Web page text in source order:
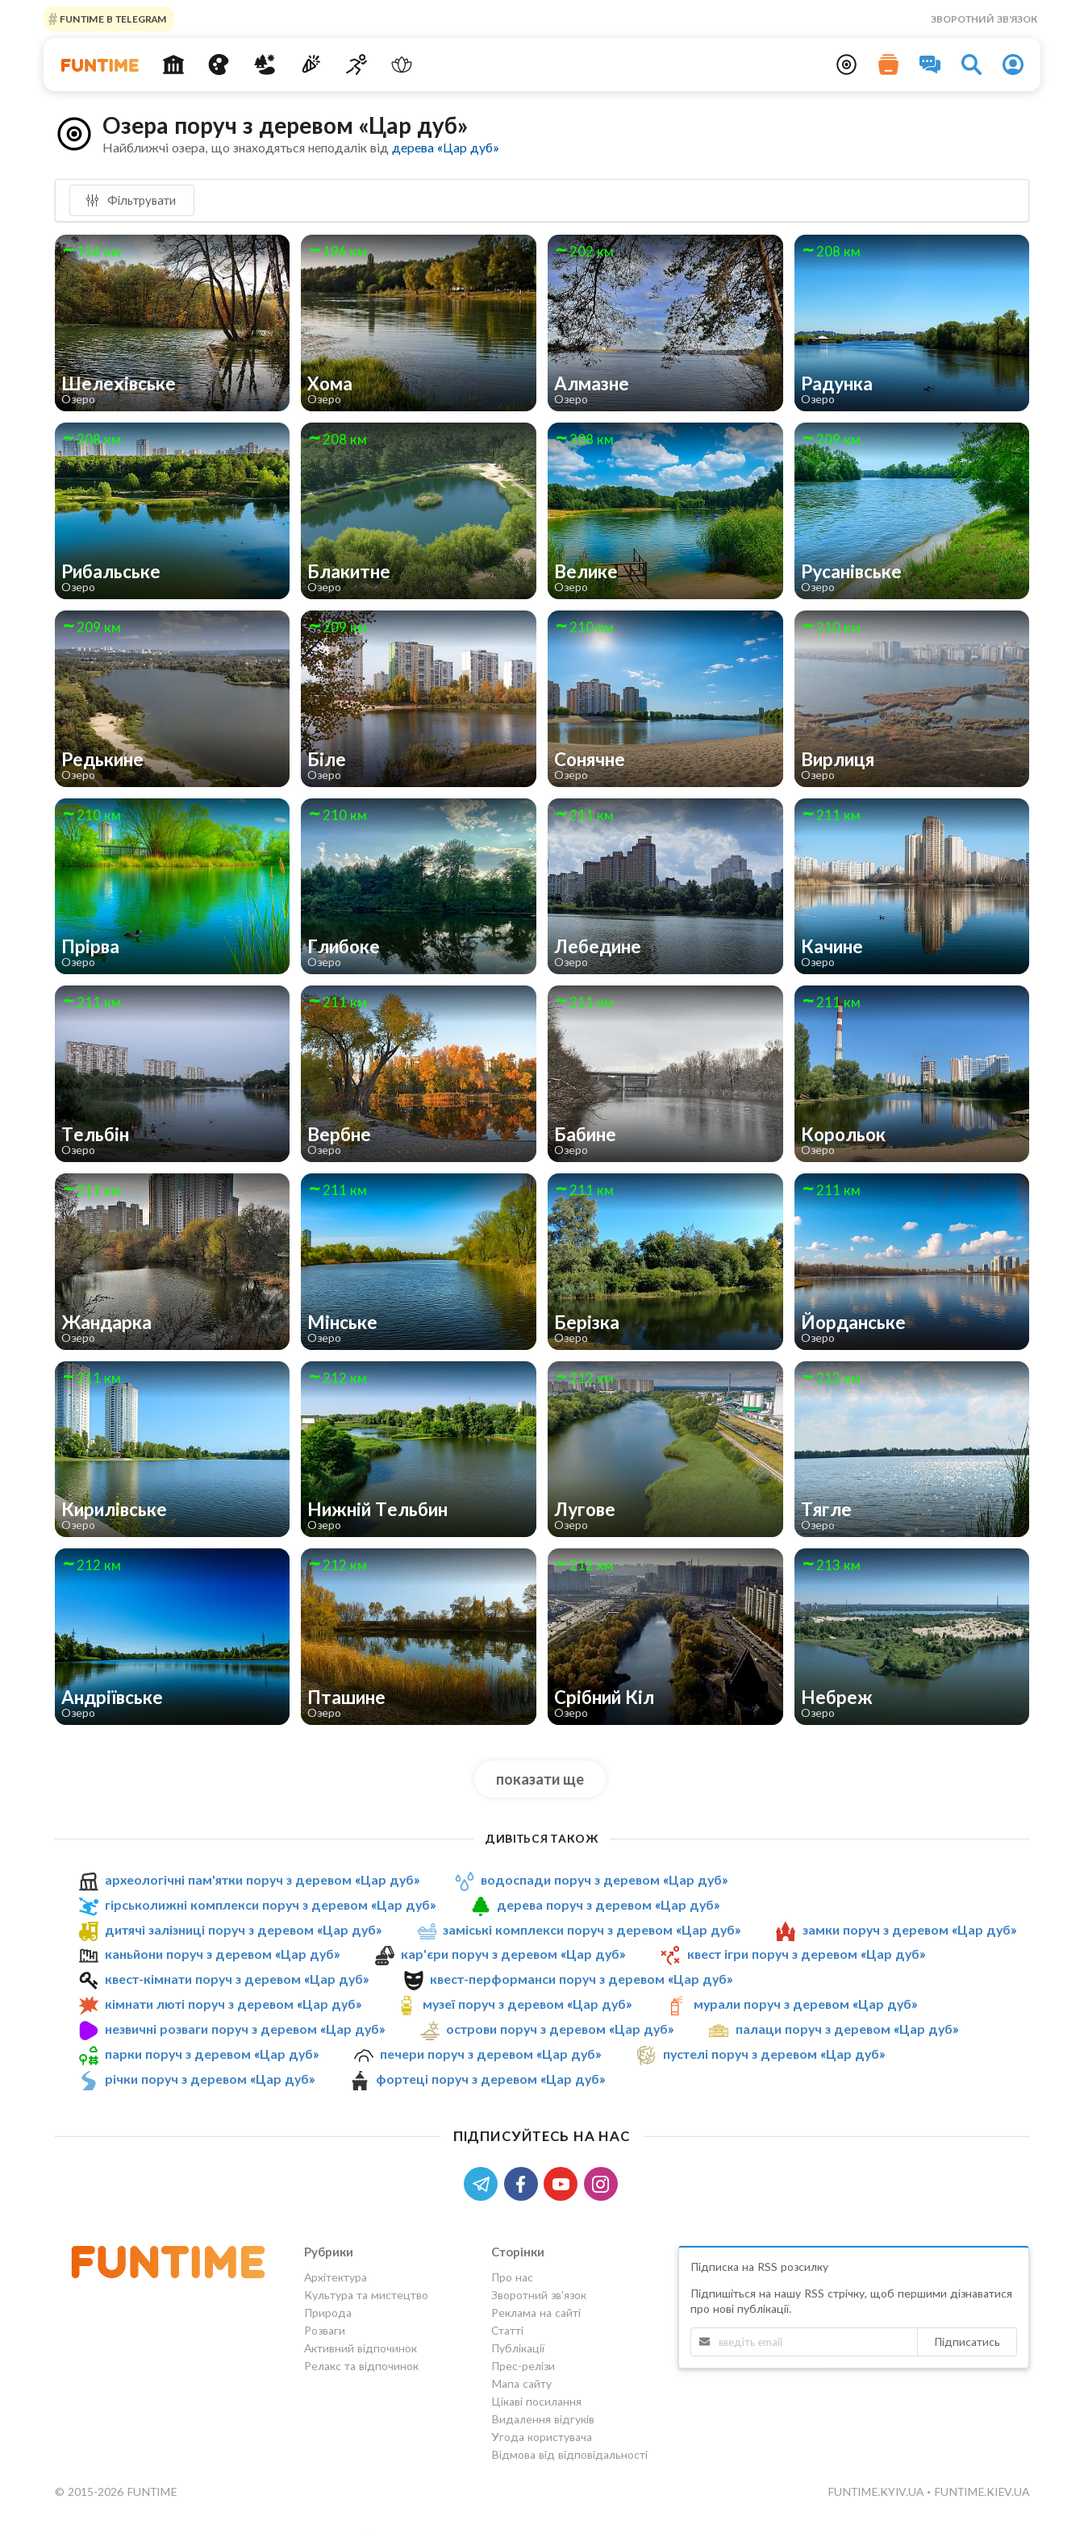
FUNTIME В TELEGRAM ЗВОРОТНИЙ ЗВ'ЯЗОК
Озера поруч з деревом «Цар дуб»
Найближчі озера, що знаходяться неподалік від дерева «Цар дуб»
Фільтрувати
156 км
Шелехівське
Озеро
196 км
Хома
Озеро
202 км
Алмазне
Озеро
208 км
Радунка
Озеро
208 км
Рибальське
Озеро
208 км
Блакитне
Озеро
208 км
Велике
Озеро
209 км
Русанівське
Озеро
209 км
Редькине
Озеро
209 км
Біле
Озеро
210 км
Сонячне
Озеро
210 км
Вирлиця
Озеро
210 км
Прірва
Озеро
210 км
Глибоке
Озеро
211 км
Лебедине
Озеро
211 км
Качине
Озеро
211 км
Тельбін
Озеро
211 км
Вербне
Озеро
211 км
Бабине
Озеро
211 км
Корольок
Озеро
211 км
Жандарка
Озеро
211 км
Мінське
Озеро
211 км
Берізка
Озеро
211 км
Йорданське
Озеро
211 км
Кирилівське
Озеро
212 км
Нижній Тельбин
Озеро
212 км
Лугове
Озеро
212 км
Тягле
Озеро
212 км
Андріївське
Озеро
212 км
Пташине
Озеро
212 км
Срібний Кіл
Озеро
213 км
Небреж
Озеро
показати ще
ДИВІТЬСЯ ТАКОЖ
археологічні пам'ятки поруч з деревом «Цар дуб»
водоспади поруч з деревом «Цар дуб»
гірськолижні комплекси поруч з деревом «Цар дуб»
дерева поруч з деревом «Цар дуб»
дитячі залізниці поруч з деревом «Цар дуб»
заміські комплекси поруч з деревом «Цар дуб»
замки поруч з деревом «Цар дуб»
каньйони поруч з деревом «Цар дуб»
кар'єри поруч з деревом «Цар дуб»
квест ігри поруч з деревом «Цар дуб»
квест-кімнати поруч з деревом «Цар дуб»
квест-перформанси поруч з деревом «Цар дуб»
кімнати люті поруч з деревом «Цар дуб»
музеї поруч з деревом «Цар дуб»
мурали поруч з деревом «Цар дуб»
незвичні розваги поруч з деревом «Цар дуб»
острови поруч з деревом «Цар дуб»
палаци поруч з деревом «Цар дуб»
парки поруч з деревом «Цар дуб»
печери поруч з деревом «Цар дуб»
пустелі поруч з деревом «Цар дуб»
річки поруч з деревом «Цар дуб»
фортеці поруч з деревом «Цар дуб»
ПІДПИСУЙТЕСЬ НА НАС
Рубрики
Архітектура
Культура та мистецтво
Природа
Розваги
Активний відпочинок
Релакс та відпочинок
Сторінки
Про нас
Зворотний зв'язок
Реклама на сайті
Статті
Публікації
Прес-релізи
Мапа сайту
Цікаві посилання
Видалення відгуків
Угода користувача
Відмова від відповідальності
Підписка на RSS розсилку
Підпишіться на нашу RSS стрічку, щоб першими дізнаватися
про нові публікації.
Підписатись
© 2015-2026 FUNTIME FUNTIME.KYIV.UA • FUNTIME.KIEV.UA